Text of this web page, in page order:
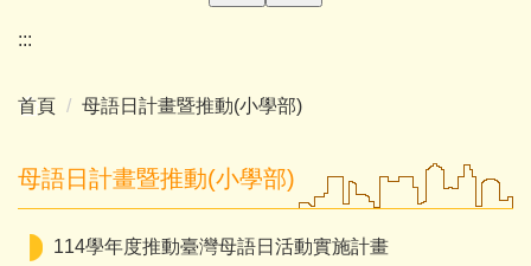
:::
首頁 母語日計畫暨推動(小學部)
母語日計畫暨推動(小學部)
114學年度推動臺灣母語日活動實施計畫